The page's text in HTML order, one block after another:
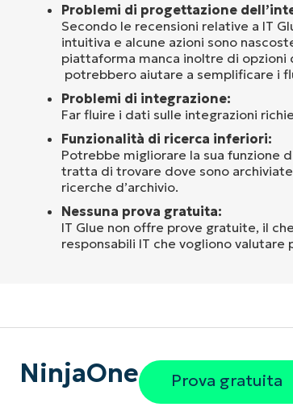
Problemi di progettazione
Secondo le recensioni relative a IT
intuitiva e alcune azioni sono
piattaforma manca inoltre di opzioni
potrebbero aiutare a semplificare i
Problemi di integrazione:
Far fluire i dati sulle integrazioni
Funzionalità di ricerca inferiori:
Potrebbe migliorare la sua funzione
tratta di trovare dove sono
ricerche d’archivio.
Nessuna prova gratuita:
IT Glue non offre prove gratuite, il
responsabili IT che vogliono valutare
NinjaOne Prova gratuita